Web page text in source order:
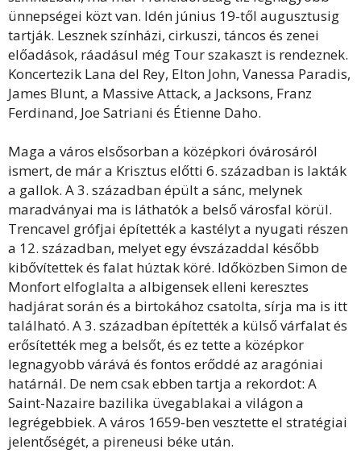
ünnepségei közt van. Idén június 19-től augusztusig
tartják. Lesznek színházi, cirkuszi, táncos és zenei
előadások, ráadásul még Tour szakaszt is rendeznek.
Koncertezik Lana del Rey, Elton John, Vanessa Paradis,
James Blunt, a Massive Attack, a Jacksons, Franz
Ferdinand, Joe Satriani és Étienne Daho.
Maga a város elsősorban a középkori óvárosáról
ismert, de már a Krisztus előtti 6. században is lakták
a gallok. A 3. században épült a sánc, melynek
maradványai ma is láthatók a belső városfal körül.
Trencavel grófjai építették a kastélyt a nyugati részen
a 12. században, melyet egy évszázaddal később
kibővítettek és falat húztak köré. Időközben Simon de
Monfort elfoglalta a albigensek elleni keresztes
hadjárat során és a birtokához csatolta, sírja ma is itt
található. A 3. században építették a külső várfalat és
erősítették meg a belsőt, és ez tette a középkor
legnagyobb várává és fontos erőddé az aragóniai
határnál. De nem csak ebben tartja a rekordot: A
Saint-Nazaire bazilika üvegablakai a világon a
legrégebbiek. A város 1659-ben vesztette el stratégiai
jelentőségét, a pireneusi béke után.